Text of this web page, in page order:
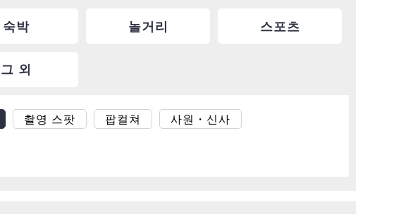
숙박 놀거리 스포츠
그 외
촬영 스팟 팝컬쳐
사원・신사